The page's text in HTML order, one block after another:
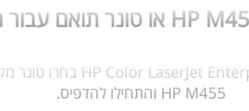
HP M455 והתחילו להדפיס.